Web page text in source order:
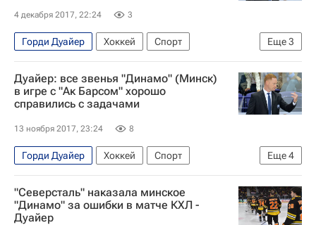
Сборная России по хоккею с шайбой
4 декабря 2017, 22:24 3
Еще3
Горди Дуайер Хоккей
Спорт
КХЛ 2025-2026
Динамо (Минск) Ак Барс
Дуайер: все звенья "Динамо" (Минск)
в игре с "Ак Барсом" хорошо
справились с задачами
13 ноября 2017, 23:24 8
Еще4
Горди Дуайер Хоккей
Спорт
Зинэтула Билялетдинов
КХЛ 2025-2026
Динамо (Минск)
Ак Барс
"Северсталь" наказала минское
"Динамо" за ошибки в матче КХЛ -
Дуайер